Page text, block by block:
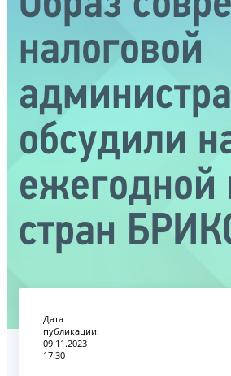
налоговой
обсудили
ежегодной
стран
Дата
публикации:
09.11.2023
17:30